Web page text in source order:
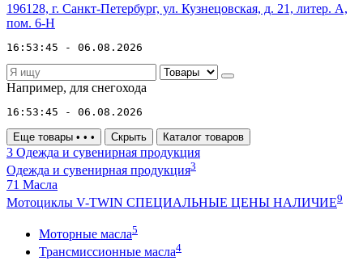
196128, г. Санкт-Петербург, ул. Кузнецовская, д. 21, литер. А,
пом. 6-Н
16:53:45 - 06.08.2026
Например, для снегохода
16:53:45 - 06.08.2026
Еще товары • • • Скрыть Каталог товаров
3 Одежда и сувенирная продукция
Одежда и сувенирная продукция3
71 Масла
Мотоциклы V-TWIN СПЕЦИАЛЬНЫЕ ЦЕНЫ НАЛИЧИЕ9
Моторные масла5
Трансмиссионные масла4